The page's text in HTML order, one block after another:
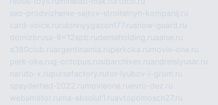
seo-prodvizhenie-sajtov-stroitelnyh-kompanij.ru
card-voice.ru rulonnyygazon177.rusnow-guard.ru
domizbrusa-9x12spb.rudemaholding.ruaalse.ru
a380club.ruargentinamia.ruperkoka.ru movie-one.ru
perk-oka.rug-octopus.rusibarchives.ruandreislyusar.ru
naruto-x.rupursefactory.rutor-lyubov-i-grom.ru
spayderhed-2022.ru movieone.ruevro-dez.ru
webamator.ru ma-absolut1.ruavtopomosch27.ru